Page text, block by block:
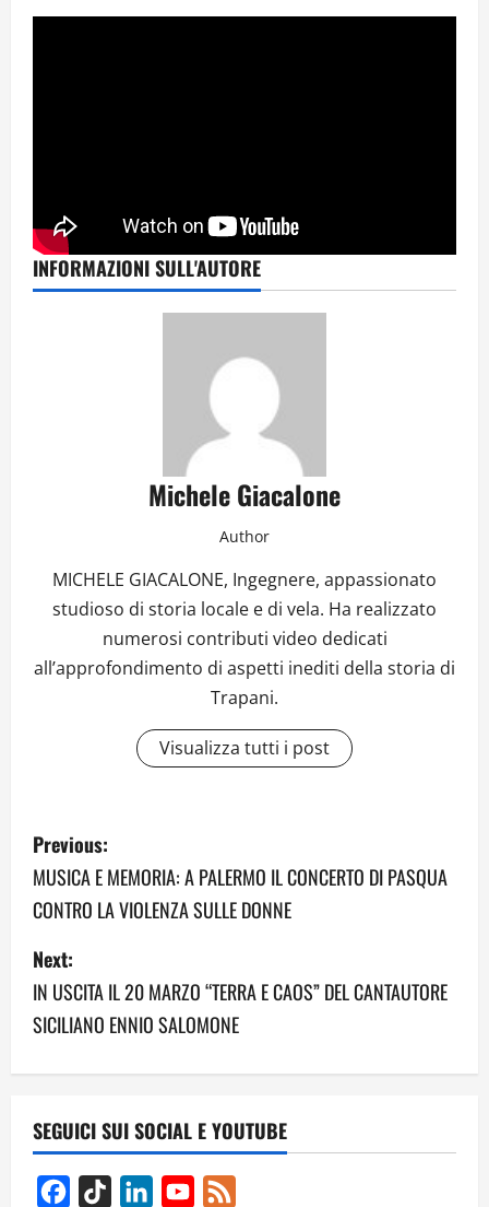
INFORMAZIONI SULL'AUTORE
Michele Giacalone
Author
MICHELE GIACALONE, Ingegnere, appassionato
studioso di storia locale e di vela. Ha realizzato
numerosi contributi video dedicati
all’approfondimento di aspetti inediti della storia di
Trapani.
Visualizza tutti i post
P
o
s
t
n
a
i
Previous:
MUSICA E MEMORIA: A PALERMO IL CONCERTO DI PASQUA
CONTRO LA VIOLENZA SULLE DONNE
Next:
IN USCITA IL 20 MARZO “TERRA E CAOS” DEL CANTAUTORE
SICILIANO ENNIO SALOMONE
SEGUICI SUI SOCIAL E YOUTUBE
Facebook
TikTok LinkedInYouTube